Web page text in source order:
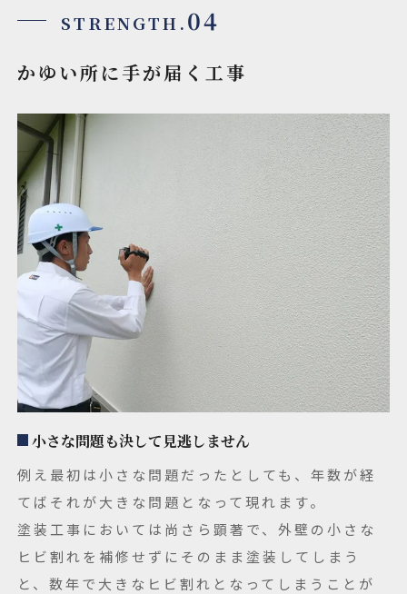
STRENGTH.04
かゆい所に手が届く工事
小さな問題も決して見逃しません
例え最初は小さな問題だったとしても、年数が経
てばそれが大きな問題となって現れます。
塗装工事においては尚さら顕著で、外壁の小さな
ヒビ割れを補修せずにそのまま塗装してしまう
と、数年で大きなヒビ割れとなってしまうことが